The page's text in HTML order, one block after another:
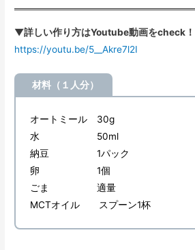
▼詳しい作り方はYoutube動画をcheck！
https://youtu.be/5__Akre7l2I
材料（１人分）
オートミール 30g
水 50ml
納豆 1パック
卵 1個
ごま 適量
MCTオイル スプーン1杯